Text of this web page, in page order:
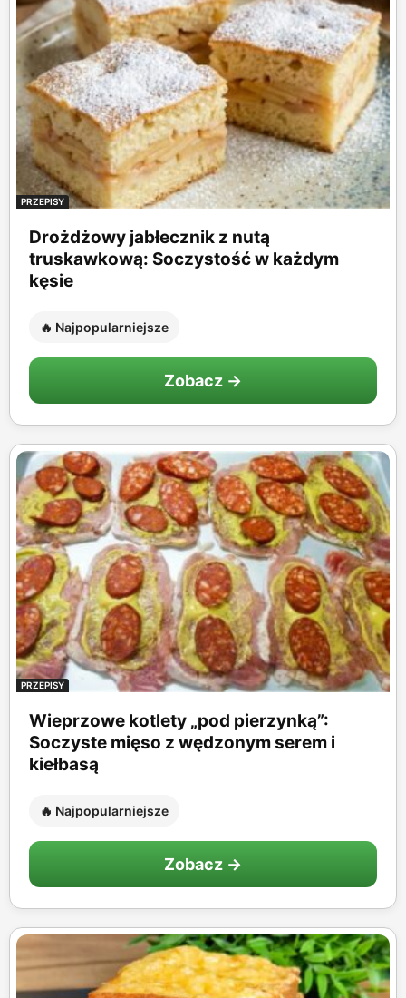
PRZEPISY
Drożdżowy jabłecznik z nutą
truskawkową: Soczystość w każdym
kęsie
🔥 Najpopularniejsze
Zobacz →
PRZEPISY
Wieprzowe kotlety „pod pierzynką”:
Soczyste mięso z wędzonym serem i
kiełbasą
🔥 Najpopularniejsze
Zobacz →